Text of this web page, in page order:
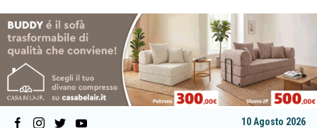
10 Agosto 2026